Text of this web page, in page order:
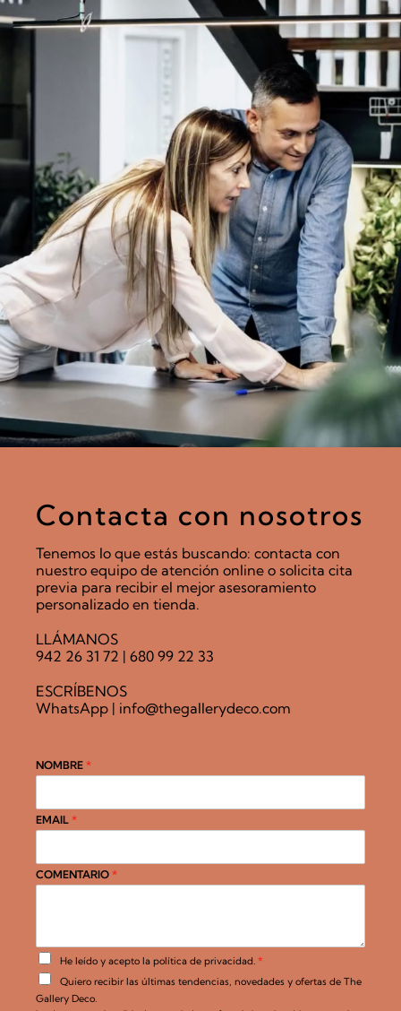
Contacta con nosotros
Tenemos lo que estás buscando: contacta con
nuestro equipo de atención online o solicita cita
previa para recibir el mejor asesoramiento
personalizado en tienda.
LLÁMANOS
942 26 31 72 | 680 99 22 33
ESCRÍBENOS
WhatsApp| info@thegallerydeco.com
NOMBRE *
EMAIL *
COMENTARIO *
A
c
u
e
He leído y acepto la política de privacidad. *
C
a
s
Quiero recibir las últimas tendencias, novedades y ofertas de The
Gallery Deco.